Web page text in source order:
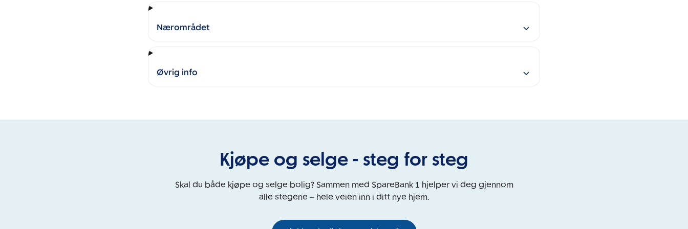
Nærområdet
Øvrig info
Kjøpe og selge - steg for steg
Skal du både kjøpe og selge bolig? Sammen med SpareBank 1 hjelper vi deg gjennom
alle stegene – hele veien inn i ditt nye hjem.